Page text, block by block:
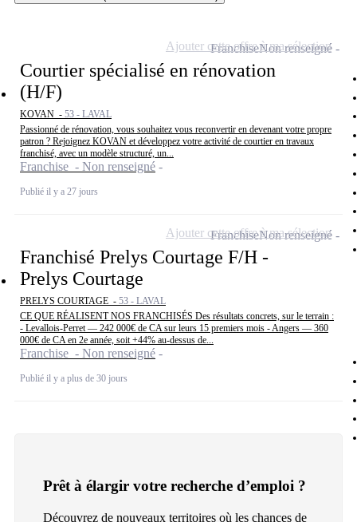
Courtier spécialisé en rénovation
(H/F)
KOVAN - 53 - LAVAL
Passionné de rénovation, vous souhaitez vous reconvertir en devenant votre propre
patron ? Rejoignez KOVAN et développez votre activité de courtier en travaux
franchisé, avec un modèle structuré, un...
Franchise - Non renseigné
Publié il y a 27 jours
FranchiseNon renseigné
Ajouter cette offre à ma sélection
Franchisé Prelys Courtage F/H -
Prelys Courtage
PRELYS COURTAGE - 53 - LAVAL
CE QUE RÉALISENT NOS FRANCHISÉS Des résultats concrets, sur le terrain :
- Levallois-Perret — 242 000€ de CA sur leurs 15 premiers mois - Angers — 360
000€ de CA en 2e année, soit +44% au-dessus de...
Franchise - Non renseigné
Publié il y a plus de 30 jours
FranchiseNon renseigné
Ajouter cette offre à ma sélection
Prêt à élargir votre recherche d’emploi ?
Découvrez de nouveaux territoires où les chances de